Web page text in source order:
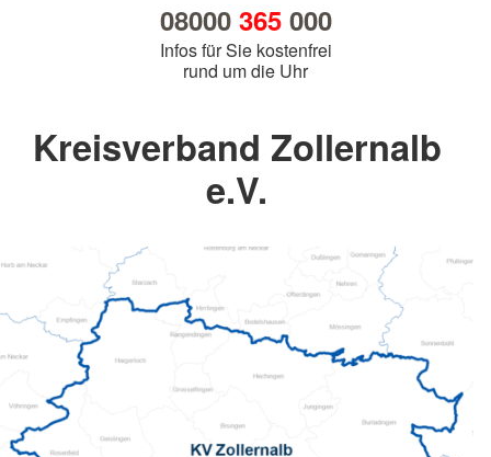
08000 365000
Infos für Sie kostenfrei
rund um die Uhr
Kreisverband Zollernalb
e.V.